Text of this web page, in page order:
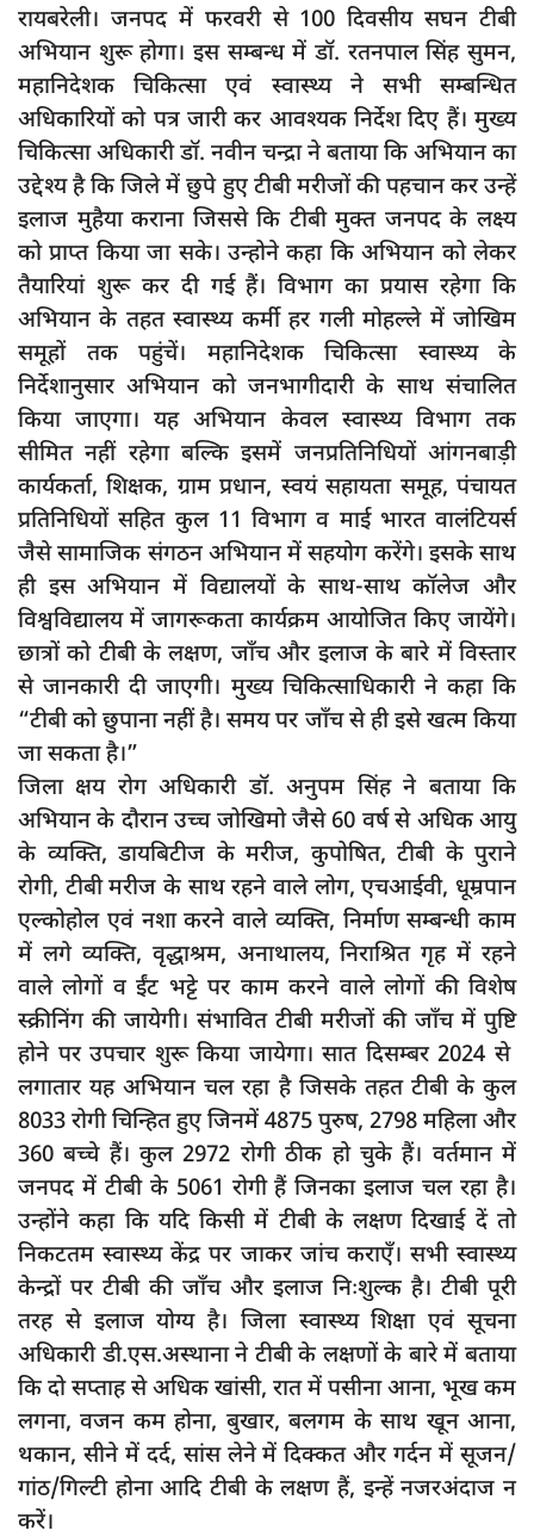
latest
प्रशासनिक
दुर्घटना
editors-pick
other
Login
Register
English
रायबरेली। जनपद में फरवरी से 100 दिवसीय सघन टीबी
अभियान शुरू होगा। इस सम्बन्ध में डॉ. रतनपाल सिंह सुमन,
महानिदेशक चिकित्सा एवं स्वास्थ्य ने सभी सम्बन्धित
अधिकारियों को पत्र जारी कर आवश्यक निर्देश दिए हैं। मुख्य
चिकित्सा अधिकारी डॉ. नवीन चन्द्रा ने बताया कि अभियान का
उद्देश्य है कि जिले में छुपे हुए टीबी मरीजों की पहचान कर उन्हें
इलाज मुहैया कराना जिससे कि टीबी मुक्त जनपद के लक्ष्य
को प्राप्त किया जा सके। उन्होने कहा कि अभियान को लेकर
तैयारियां शुरू कर दी गई हैं। विभाग का प्रयास रहेगा कि
अभियान के तहत स्वास्थ्य कर्मी हर गली मोहल्ले में जोखिम
समूहों तक पहुंचें। महानिदेशक चिकित्सा स्वास्थ्य के
निर्देशानुसार अभियान को जनभागीदारी के साथ संचालित
किया जाएगा। यह अभियान केवल स्वास्थ्य विभाग तक
सीमित नहीं रहेगा बल्कि इसमें जनप्रतिनिधियों आंगनबाड़ी
कार्यकर्ता, शिक्षक, ग्राम प्रधान, स्वयं सहायता समूह, पंचायत
प्रतिनिधियों सहित कुल 11 विभाग व माई भारत वालंटियर्स
जैसे सामाजिक संगठन अभियान में सहयोग करेंगे। इसके साथ
ही इस अभियान में विद्यालयों के साथ-साथ कॉलेज और
विश्वविद्यालय में जागरूकता कार्यक्रम आयोजित किए जायेंगे।
छात्रों को टीबी के लक्षण, जाँच और इलाज के बारे में विस्तार
से जानकारी दी जाएगी। मुख्य चिकित्साधिकारी ने कहा कि
“टीबी को छुपाना नहीं है। समय पर जाँच से ही इसे खत्म किया
जा सकता है।”
जिला क्षय रोग अधिकारी डॉ. अनुपम सिंह ने बताया कि
अभियान के दौरान उच्च जोखिमो जैसे 60 वर्ष से अधिक आयु
के व्यक्ति, डायबिटीज के मरीज, कुपोषित, टीबी के पुराने
रोगी, टीबी मरीज के साथ रहने वाले लोग, एचआईवी, धूम्रपान
एल्कोहोल एवं नशा करने वाले व्यक्ति, निर्माण सम्बन्धी काम
में लगे व्यक्ति, वृद्धाश्रम, अनाथालय, निराश्रित गृह में रहने
वाले लोगों व ईंट भट्टे पर काम करने वाले लोगों की विशेष
स्क्रीनिंग की जायेगी। संभावित टीबी मरीजों की जाँच में पुष्टि
होने पर उपचार शुरू किया जायेगा। सात दिसम्बर 2024 से
लगातार यह अभियान चल रहा है जिसके तहत टीबी के कुल
8033 रोगी चिन्हित हुए जिनमें 4875 पुरुष, 2798 महिला और
360 बच्चे हैं। कुल 2972 रोगी ठीक हो चुके हैं। वर्तमान में
जनपद में टीबी के 5061 रोगी हैं जिनका इलाज चल रहा है।
उन्होंने कहा कि यदि किसी में टीबी के लक्षण दिखाई दें तो
निकटतम स्वास्थ्य केंद्र पर जाकर जांच कराएँ। सभी स्वास्थ्य
केन्द्रों पर टीबी की जाँच और इलाज निःशुल्क है। टीबी पूरी
तरह से इलाज योग्य है। जिला स्वास्थ्य शिक्षा एवं सूचना
अधिकारी डी.एस.अस्थाना ने टीबी के लक्षणों के बारे में बताया
कि दो सप्ताह से अधिक खांसी, रात में पसीना आना, भूख कम
लगना, वजन कम होना, बुखार, बलगम के साथ खून आना,
थकान, सीने में दर्द, सांस लेने में दिक्कत और गर्दन में सूजन/
गांठ/गिल्टी होना आदि टीबी के लक्षण हैं, इन्हें नजरअंदाज न
करें।